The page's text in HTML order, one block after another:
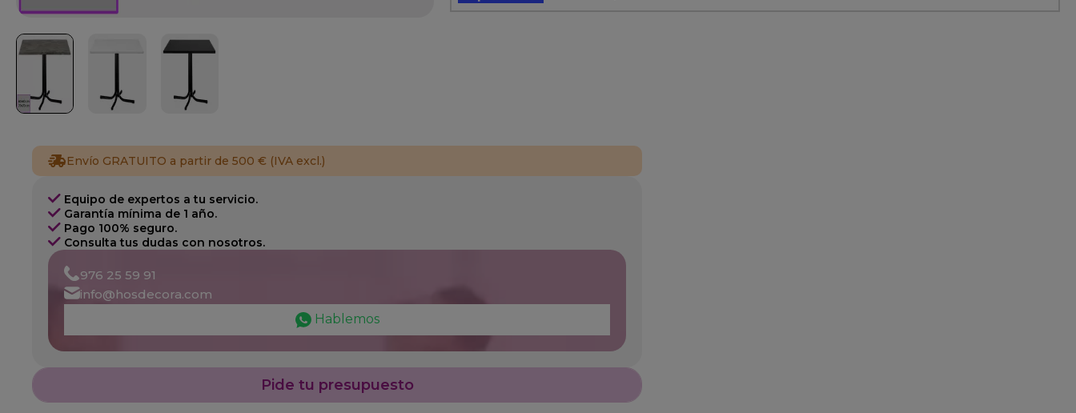
Envío GRATUITO a partir de 500 € (IVA excl.)
Equipo de expertos a tu servicio.
Garantía mínima de 1 año.
Pago 100% seguro.
Consulta tus dudas con nosotros.
976 25 59 91
info@hosdecora.com
Hablemos
Pide tu presupuesto